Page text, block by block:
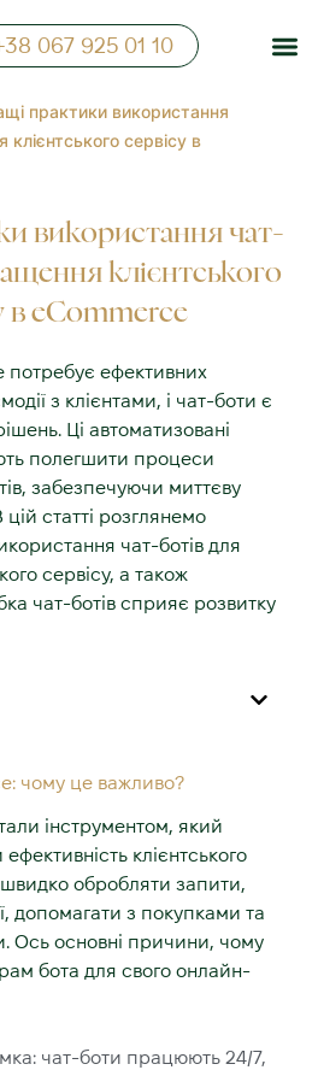
067 925 01 10
практики використання
сервісу в
використання чат-
клієнтського
в eCommerce
ефективних
з клієнтами, і чат-боти є
Ці автоматизовані
полегшити процеси
забезпечуючи миттєву
статті розглянемо
чат-ботів для
сервісу, а також
чат-ботів сприяє розвитку
чому це важливо?
інструментом, який
клієнтського
обробляти запити,
допомагати з покупками та
Ось основні причини, чому
бота для свого онлайн-
чат-боти працюють 24/7,